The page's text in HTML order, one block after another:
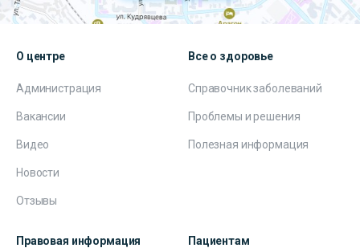
О центре
Администрация
Вакансии
Видео
Новости
Отзывы
Все о здоровье
Справочник заболеваний
Проблемы и решения
Полезная информация
Правовая информация Пациентам